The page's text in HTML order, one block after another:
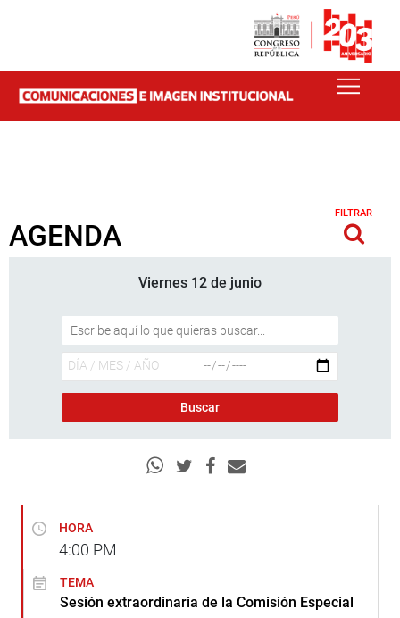
AGENDA
FILTRAR
Viernes 12 de junio
HORA
4:00 PM
TEMA
Sesión extraordinaria de la Comisión Especial